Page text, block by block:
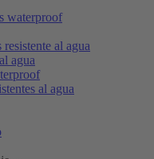
waterproof
resistente al agua
agua
al agua